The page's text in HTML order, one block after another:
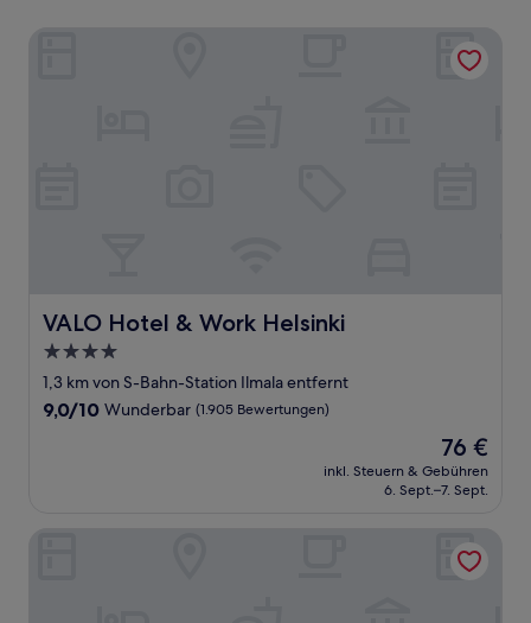
VALO Hotel & Work Helsinki
VALO Hotel & Work Helsinki
4.0-
Sterne-
Unterkunft
1,3 km von S-Bahn-Station Ilmala entfernt
9.0
9,0/10 Wunderbar (1.905 Bewertungen)
Der
Preis
beträgt
76 €
inkl. Steuern & Gebühren
6. Sept.–7. Sept.